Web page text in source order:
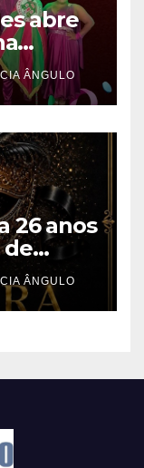
abre
e
de
ÂNGULO
26 anos
de
ÂNGULO